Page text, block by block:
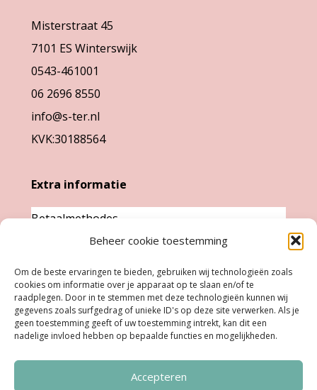
Beheer cookie toestemming
Om de beste ervaringen te bieden, gebruiken wij technologieën zoals
cookies om informatie over je apparaat op te slaan en/of te
raadplegen. Door in te stemmen met deze technologieën kunnen wij
gegevens zoals surfgedrag of unieke ID's op deze site verwerken. Als je
geen toestemming geeft of uw toestemming intrekt, kan dit een
nadelige invloed hebben op bepaalde functies en mogelijkheden.
Accepteren
Misterstraat 45
7101 ES Winterswijk
0543-461001
06 2696 8550
info@s-ter.nl
KVK:30188564
Extra informatie
Betaalmethodes
Garantie & klachten
verzendkosten
Retourneren
Openingstijden